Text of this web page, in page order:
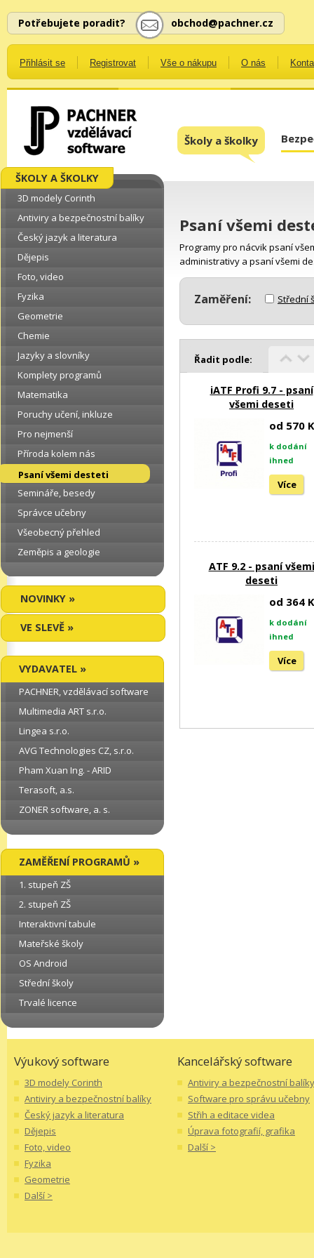
Přihlásit se Registrovat Vše o nákupu O nás
Potřebujete poradit? obchod@pachner.cz
Školy a školky
Psaní všemi
Programy pro nácvik psaní
administrativy a psaní všemi
Zaměření: Střední
Řadit podle:
iATF Profi 9.7 - psaní
všemi deseti
od 570
k dodání
ihned
Více
ATF 9.2 - psaní všemi
deseti
od 364
k dodání
ihned
Více
ŠKOLY A ŠKOLKY
3D modely Corinth
Antiviry a bezpečnostní balíky
Český jazyk a literatura
Dějepis
Foto, video
Fyzika
Geometrie
Chemie
Jazyky a slovníky
Komplety programů
Matematika
Poruchy učení, inkluze
Pro nejmenší
Příroda kolem nás
Psaní všemi desteti
Semináře, besedy
Správce učebny
Všeobecný přehled
Zeměpis a geologie
NOVINKY »
VE SLEVĚ »
VYDAVATEL »
PACHNER, vzdělávací software
Multimedia ART s.r.o.
Lingea s.r.o.
AVG Technologies CZ, s.r.o.
Pham Xuan Ing. - ARID
Terasoft, a.s.
ZONER software, a. s.
ZAMĚŘENÍ PROGRAMŮ »
1. stupeň ZŠ
2. stupeň ZŠ
Interaktivní tabule
Mateřské školy
OS Android
Střední školy
Trvalé licence
Výukový software
3D modely Corinth
Antiviry a bezpečnostní balíky
Český jazyk a literatura
Dějepis
Foto, video
Fyzika
Geometrie
Další >
Kancelářský software
Antiviry a bezpečnostní balíky
Software pro správu učebny
Střih a editace videa
Úprava fotografií, grafika
Další >